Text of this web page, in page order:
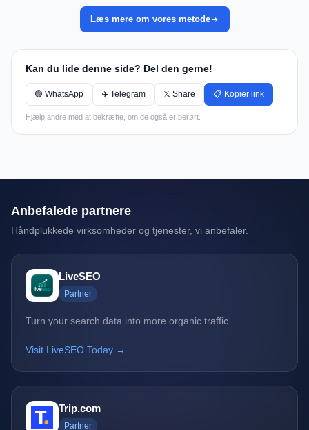
Læs mere om vores metode
Kan du lide denne side? Del den gerne!
🟢 WhatsApp ✈️ Telegram 𝕏 Share 📋 Kopier link
Hjælp andre med at bekræfte, om de også er berørt.
Anbefalede partnere
Håndplukkede virksomheder og tjenester, vi anbefaler.
LiveSEO
Partner
Turn your search data into more organic traffic
Visit LiveSEO Today →
Trip.com
Partner